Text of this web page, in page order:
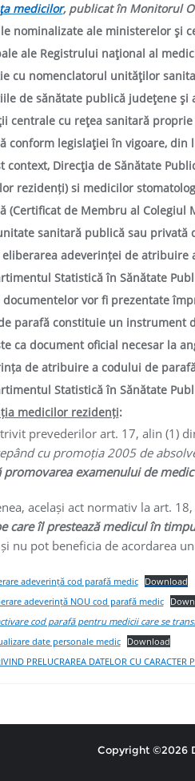
medicilor, publicat în Monitorul
nominalizate ale ministerelor şi
ale Registrului naţional al
cu nomenclatorul unităţilor
de sănătate publică judeţene
centrale cu reţea sanitară
conform legislaţiei în vigoare, din
context, Direcţia de Sănătate
rezidenți) si medicilor
(Certificat de Membru al Colegiul
sanitară publică sau privată
adeverinței de atribuire
Statistică în Sănătate
documentelor vor fi prezentate
parafă constituie un instrument
ca document oficial necesar la
de atribuire a codului de
Statistică în Sănătate
medicilor rezidenți:
art. 17, alin (1) din
cu promoția 2005 de
promovarea examenului de
același act normativ la art.
care îl prestează medicul în
și nu pot beneficia de acordarea
adeverință cod parafă medic
Download
adeverință NOU cod parafă medic
cod parafă pentru medicii care se
date personale medic
Download
PRELUCRAREA DATELOR CU CARACTER
Copyright ©2026